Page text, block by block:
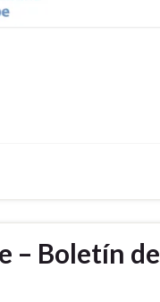
– Boletín de